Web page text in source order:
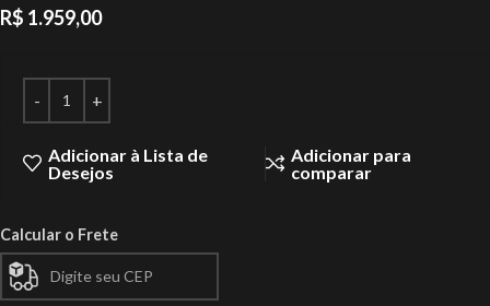
R$ 1.959,00
Adicionar à Lista de
Desejos
Adicionar para
comparar
Calcular o Frete